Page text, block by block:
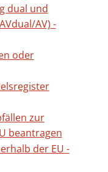
dual und
AV) -
oder
zur
beantragen
der EU -